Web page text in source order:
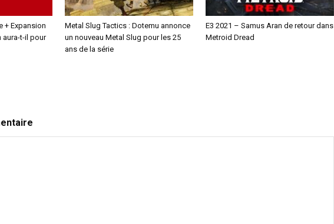
+ Expansion
aura-t-il pour
Metal Slug Tactics : Dotemu annonce
un nouveau Metal Slug pour les 25
ans de la série
E3 2021 – Samus Aran de retour dans
Metroid Dread